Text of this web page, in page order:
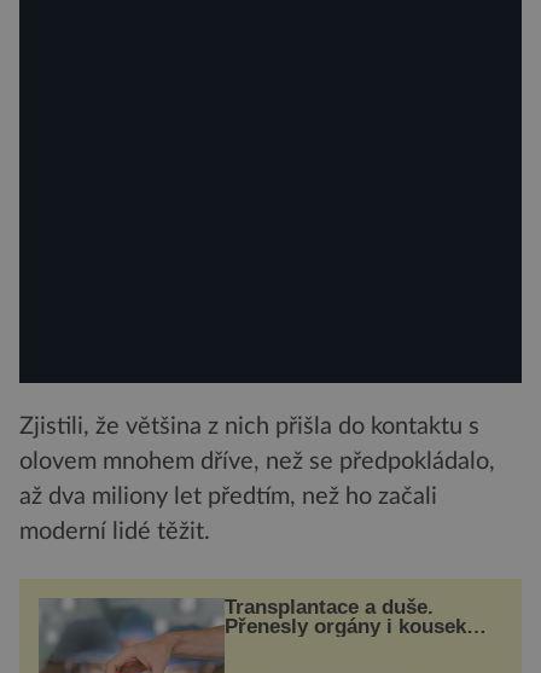
Zjistili, že většina z nich přišla do kontaktu s
olovem mnohem dříve, než se předpokládalo,
až dva miliony let předtím, než ho začali
moderní lidé těžit.
Transplantace a duše.
Přenesly orgány i kousek